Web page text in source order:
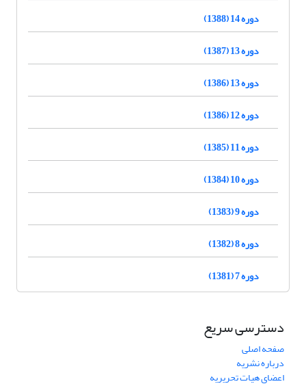
دوره 14 (1388)
دوره 13 (1387)
دوره 13 (1386)
دوره 12 (1386)
دوره 11 (1385)
دوره 10 (1384)
دوره 9 (1383)
دوره 8 (1382)
دوره 7 (1381)
دسترسی سریع
صفحه اصلی
درباره نشریه
اعضای هیات تحریریه